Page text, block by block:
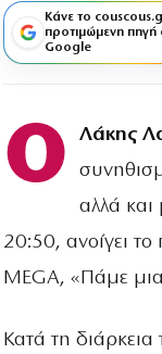
Κάνε το
προτιμώμενη πηγή
Google
Ο Λάκης
αλλά και
20:50, ανοίγει
MEGA, «Πάμε
Κατά τη